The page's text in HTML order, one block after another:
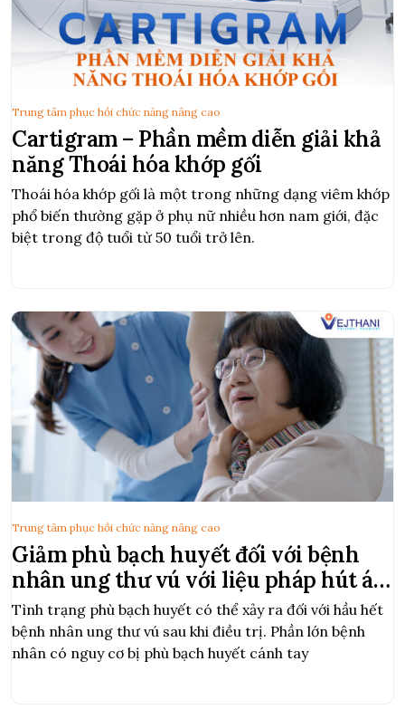
Cartigram – Phần mềm diễn giải khả
năng Thoái hóa khớp gối
Thoái hóa khớp gối là một trong những dạng viêm khớp
phổ biến thường gặp ở phụ nữ nhiều hơn nam giới, đặc
biệt trong độ tuổi từ 50 tuổi trở lên.
Trung tâm phục hồi chức năng nâng cao
Giảm phù bạch huyết đối với bệnh
nhân ung thư vú với liệu pháp hút áp
lực âm
Tình trạng phù bạch huyết có thể xảy ra đối với hầu hết
bệnh nhân ung thư vú sau khi điều trị. Phần lớn bệnh
nhân có nguy cơ bị phù bạch huyết cánh tay
Trung tâm phục hồi chức năng nâng cao